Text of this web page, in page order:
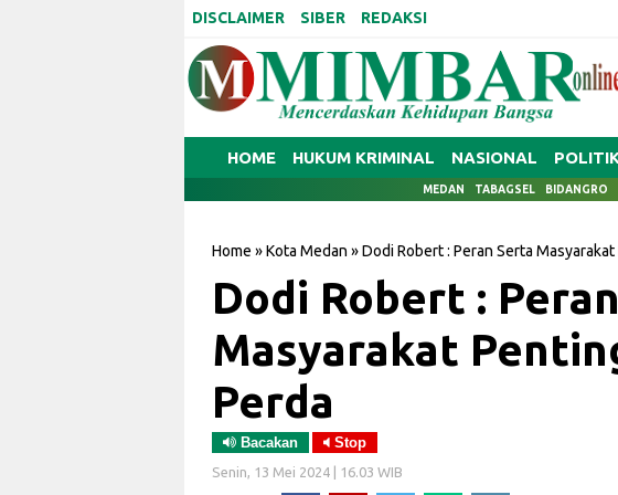
DISCLAIMER SIBER REDAKSI
HOME HUKUM KRIMINAL NASIONAL
MEDAN TABAGSEL BIDANGRO
Home »Kota Medan »Dodi Robert : Peran Serta
Dodi Robert :
Masyarakat
Perda
Bacakan Stop
Senin, 13 Mei 2024 | 16.03 WIB